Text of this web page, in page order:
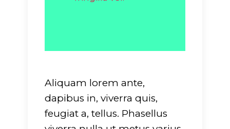
Aliquam lorem ante,
dapibus in, viverra quis,
feugiat a, tellus. Phasellus